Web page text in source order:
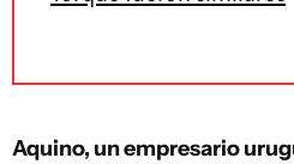
Aquino, un empresario